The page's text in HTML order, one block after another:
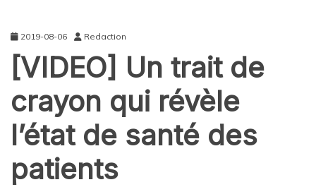
2019-08-06 Redaction
[VIDEO] Un trait de
crayon qui révèle
l’état de santé des
patients